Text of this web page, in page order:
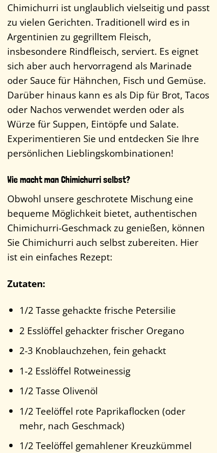
Chimichurri ist unglaublich vielseitig und passt
zu vielen Gerichten. Traditionell wird es in
Argentinien zu gegrilltem Fleisch,
insbesondere Rindfleisch, serviert. Es eignet
sich aber auch hervorragend als Marinade
oder Sauce für Hähnchen, Fisch und Gemüse.
Darüber hinaus kann es als Dip für Brot, Tacos
oder Nachos verwendet werden oder als
Würze für Suppen, Eintöpfe und Salate.
Experimentieren Sie und entdecken Sie Ihre
persönlichen Lieblingskombinationen!
Wie macht man Chimichurri selbst?
Obwohl unsere geschrotete Mischung eine
bequeme Möglichkeit bietet, authentischen
Chimichurri-Geschmack zu genießen, können
Sie Chimichurri auch selbst zubereiten. Hier
ist ein einfaches Rezept:
Zutaten:
1/2 Tasse gehackte frische Petersilie
2 Esslöffel gehackter frischer Oregano
2-3 Knoblauchzehen, fein gehackt
1-2 Esslöffel Rotweinessig
1/2 Tasse Olivenöl
1/2 Teelöffel rote Paprikaflocken (oder
mehr, nach Geschmack)
1/2 Teelöffel gemahlener Kreuzkümmel